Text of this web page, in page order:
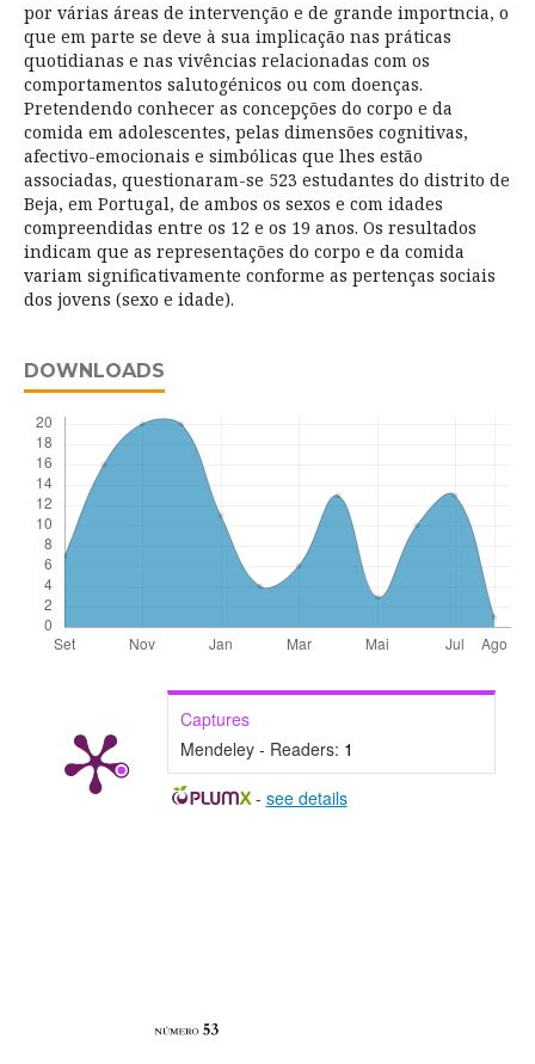
por várias áreas de intervenção e de grande importncia, o
que em parte se deve à sua implicação nas práticas
quotidianas e nas vivências relacionadas com os
comportamentos salutogénicos ou com doenças.
Pretendendo conhecer as concepções do corpo e da
comida em adolescentes, pelas dimensões cognitivas,
afectivo-emocionais e simbólicas que lhes estão
associadas, questionaram-se 523 estudantes do distrito de
Beja, em Portugal, de ambos os sexos e com idades
compreendidas entre os 12 e os 19 anos. Os resultados
indicam que as representações do corpo e da comida
variam significativamente conforme as pertenças sociais
dos jovens (sexo e idade).
DOWNLOADS
Captures
Mendeley - Readers: 1
- see details